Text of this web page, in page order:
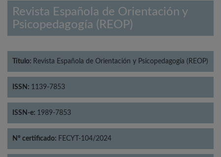
Revista Española de Orientación y
Psicopedagogía (REOP)
Título: Revista Española de Orientación y Psicopedagogía (REOP)
ISSN: 1139-7853
ISSN-e: 1989-7853
Nº certificado: FECYT-104/2024